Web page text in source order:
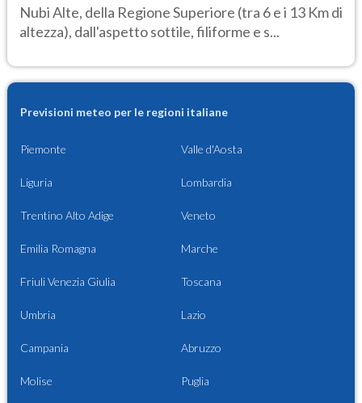
Nubi Alte, della Regione Superiore (tra 6 e i 13 Km di
altezza), dall'aspetto sottile, filiforme e s...
Previsioni meteo per le regioni italiane
Piemonte Valle d'Aosta
Liguria Lombardia
Trentino Alto Adige Veneto
Emilia Romagna Marche
Friuli Venezia Giulia Toscana
Umbria Lazio
Campania Abruzzo
Molise Puglia